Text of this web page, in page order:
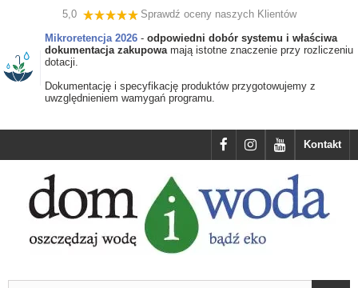
5,0
Sprawdź oceny naszych Klientów
Mikroretencja 2026 - odpowiedni dobór systemu i właściwa
dokumentacja zakupowamają istotne znaczenie przy rozliczeniu
dotacji.
Dokumentację i specyfikację produktów przygotowujemy z
uwzględnieniem wamygań programu.
Kontakt